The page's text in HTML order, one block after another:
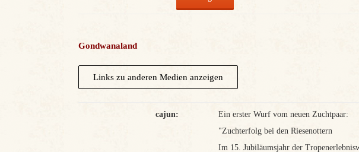
Gondwanaland
cajun:
Ein erster Wurf vom neuen Zuchtpaar:
"Zuchterfolg bei den Riesenottern
Im 15. Jubiläumsjahr der